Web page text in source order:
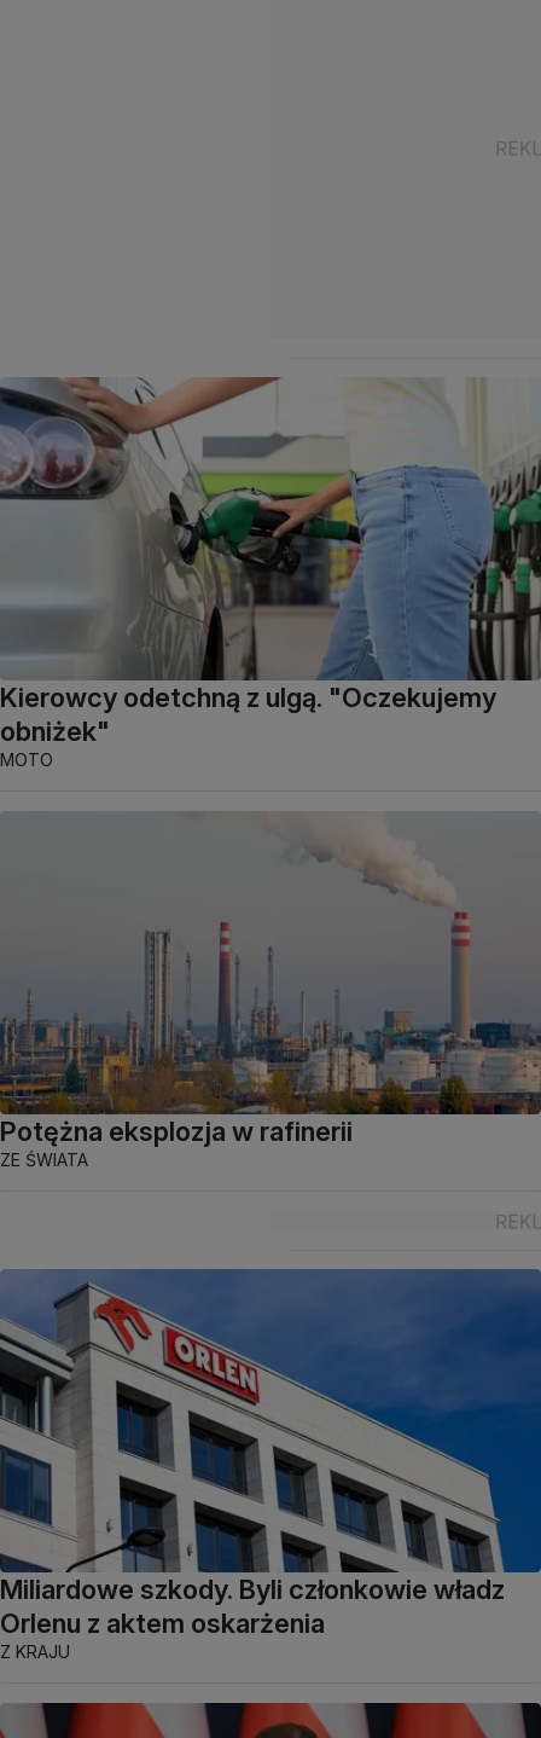
Kierowcy odetchną z ulgą. "Oczekujemy
obniżek"
MOTO
Potężna eksplozja w rafinerii
ZE ŚWIATA
Miliardowe szkody. Byli członkowie władz
Orlenu z aktem oskarżenia
Z KRAJU